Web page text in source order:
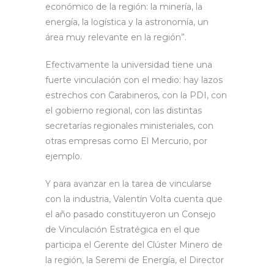
económico de la región: la minería, la
energía, la logística y la astronomía, un
área muy relevante en la región”.
Efectivamente la universidad tiene una
fuerte vinculación con el medio: hay lazos
estrechos con Carabineros, con la PDI, con
el gobierno regional, con las distintas
secretarías regionales ministeriales, con
otras empresas como El Mercurio, por
ejemplo.
Y para avanzar en la tarea de vincularse
con la industria, Valentín Volta cuenta que
el año pasado constituyeron un Consejo
de Vinculación Estratégica en el que
participa el Gerente del Clúster Minero de
la región, la Seremi de Energía, el Director